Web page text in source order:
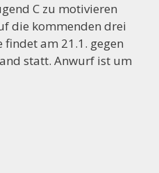
C zu motivieren
die kommenden drei
findet am 21.1. gegen
statt. Anwurf ist um